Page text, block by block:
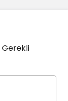
Gerekli